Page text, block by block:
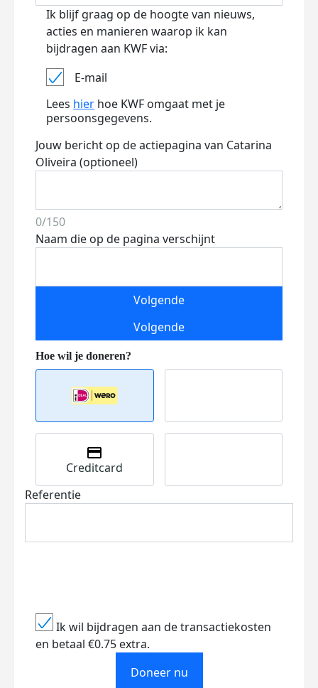
Ik blijf graag op de hoogte van nieuws,
acties en manieren waarop ik kan
bijdragen aan KWF via:
E-mail
Lees hier hoe KWF omgaat met je
persoonsgegevens.
Jouw bericht op de actiepagina van Catarina
Oliveira (optioneel)
0/150
Naam die op de pagina verschijnt
Volgende
Volgende
Creditcard
Referentie
Ik wil bijdragen aan de transactiekosten
en betaal €0.75 extra.
Doneer nu